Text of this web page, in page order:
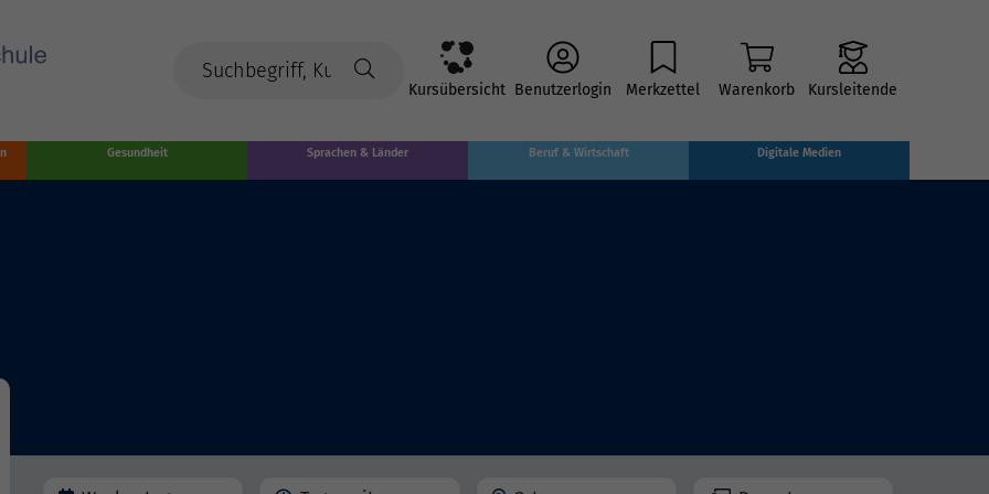
Kursübersicht Benutzerlogin Merkzettel Warenkorb Kursleitende
Gesundheit Sprachen & Länder Beruf & Wirtschaft Digitale Medien